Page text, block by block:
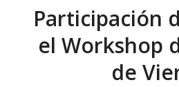
Participación
el Workshop
de